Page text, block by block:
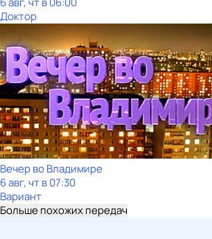
Доктор
Вечер во Владимире
6 авг, чт в 07:30
Вариант
Больше похожих передач